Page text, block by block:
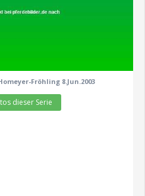
Fröhling 8.Jun.2003
dieser Serie